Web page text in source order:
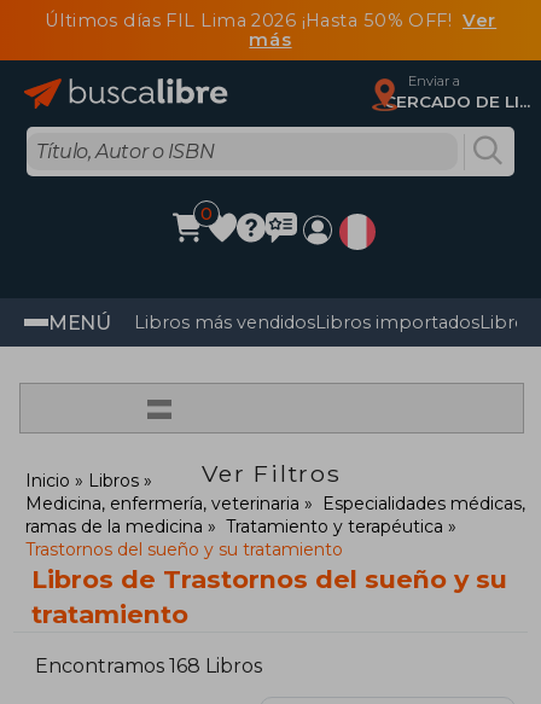
Últimos días FIL Lima 2026 ¡Hasta 50% OFF!Ver
más
Enviar a
CERCADO DE LIMA, Lima
0
MENÚ Libros más vendidosLibros importadosLibros
=
Ver Filtros
Inicio
Libros
Medicina, enfermería, veterinaria
Especialidades médicas,
ramas de la medicina
Tratamiento y terapéutica
Trastornos del sueño y su tratamiento
Libros de Trastornos del sueño y su
tratamiento
Encontramos 168 Libros